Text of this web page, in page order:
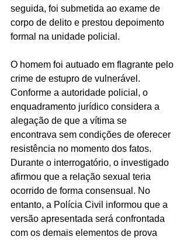
seguida, foi submetida ao exame de
corpo de delito e prestou depoimento
formal na unidade policial.
O homem foi autuado em flagrante pelo
crime de estupro de vulnerável.
Conforme a autoridade policial, o
enquadramento jurídico considera a
alegação de que a vítima se
encontrava sem condições de oferecer
resistência no momento dos fatos.
Durante o interrogatório, o investigado
afirmou que a relação sexual teria
ocorrido de forma consensual. No
entanto, a Polícia Civil informou que a
versão apresentada será confrontada
com os demais elementos de prova